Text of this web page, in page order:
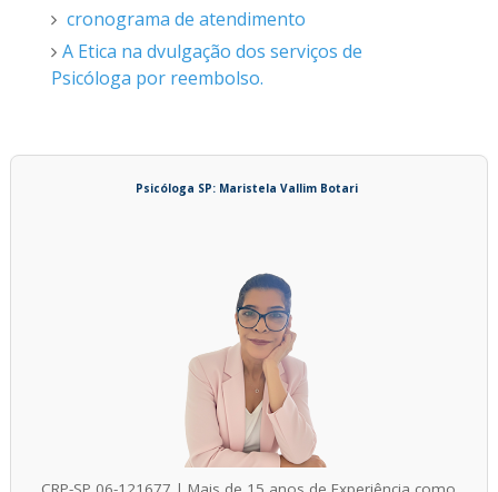
cronograma de atendimento
A Etica na dvulgação dos serviços de
Psicóloga por reembolso.
Psicóloga SP: Maristela Vallim Botari